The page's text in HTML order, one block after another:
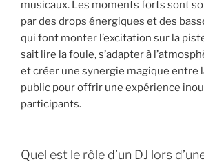
musicaux. Les moments forts sont
par des drops énergiques et des
qui font monter l’excitation sur la
sait lire la foule, s’adapter à
et créer une synergie magique entre
public pour offrir une expérience
participants.
Quel est le rôle d’un DJ lors